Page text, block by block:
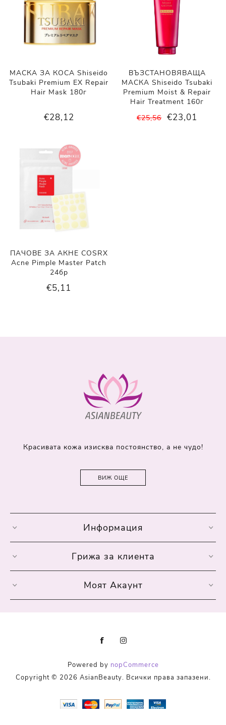
МАСКА ЗА КОСА Shiseido
Tsubaki Premium EX Repair
Hair Mask 180г
€28,12
ВЪЗСТАНОВЯВАЩА
МАСКА Shiseido Tsubaki
Premium Moist & Repair
Hair Treatment 160г
€25,56 €23,01
ПАЧОВЕ ЗА АКНЕ COSRX
Acne Pimple Master Patch
24бр
€5,11
Красивата кожа изисква постоянство, а не чудо!
ВИЖ ОЩЕ
Информация
Грижа за клиента
Моят Акаунт
Powered by nopCommerce
Copyright © 2026 AsianBeauty. Всички права запазени.